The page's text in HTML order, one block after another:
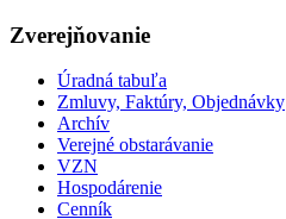
Zverejňovanie
Úradná tabuľa
Zmluvy, Faktúry, Objednávky
Archív
Verejné obstarávanie
VZN
Hospodárenie
Cenník